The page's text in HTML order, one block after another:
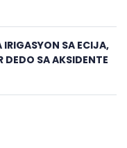
IRIGASYON SA ECIJA,
SA AKSIDENTE